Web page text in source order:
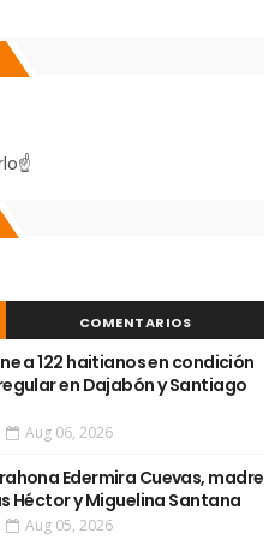
COMENTARIOS
a 122 haitianos en condición
en Dajabón y Santiago
Aug 06, 2026
Edermira Cuevas, madre
Héctor y Miguelina Santana
Aug 05, 2026